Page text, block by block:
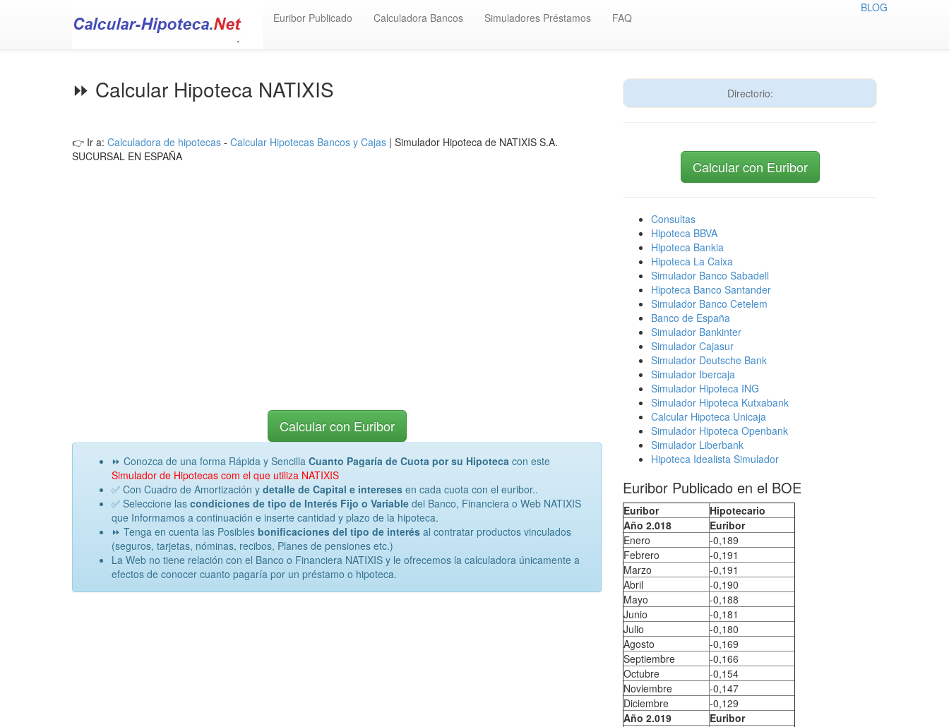
Euribor Publicado Calculadora Bancos Simuladores Préstamos FAQ
BLOG
⏩ Calcular Hipoteca NATIXIS
👉 Ir a: Calculadora de hipotecas - Calcular Hipotecas Bancos y Cajas | Simulador Hipoteca de NATIXIS S.A.
SUCURSAL EN ESPAÑA
Calcular con Euribor
⏩ Conozca de una forma Rápida y Sencilla Cuanto Pagaría de Cuota por su Hipoteca con este
Simulador de Hipotecas com el que utiliza NATIXIS
✅ Con Cuadro de Amortización y detalle de Capital e intereses en cada cuota con el euribor..
✅ Seleccione las condiciones de tipo de Interés Fijo o Variable del Banco, Financiera o Web NATIXIS
que Informamos a continuación e inserte cantidad y plazo de la hipoteca.
⏩ Tenga en cuenta las Posibles bonificaciones del tipo de interés al contratar productos vinculados
(seguros, tarjetas, nóminas, recibos, Planes de pensiones etc.)
La Web no tiene relación con el Banco o Financiera NATIXIS y le ofrecemos la calculadora únicamente a
efectos de conocer cuanto pagaría por un préstamo o hipoteca.
Directorio:
Calcular con Euribor
Consultas
Hipoteca BBVA
Hipoteca Bankia
Hipoteca La Caixa
Simulador Banco Sabadell
Hipoteca Banco Santander
Simulador Banco Cetelem
Banco de España
Simulador Bankinter
Simulador Cajasur
Simulador Deutsche Bank
Simulador Ibercaja
Simulador Hipoteca ING
Simulador Hipoteca Kutxabank
Calcular Hipoteca Unicaja
Simulador Hipoteca Openbank
Simulador Liberbank
Hipoteca Idealista Simulador
Euribor Publicado en el BOE
Euribor
Hipotecario
Año 2.018
Euribor
Enero
-0,189
Febrero
-0,191
Marzo
-0,191
Abril
-0,190
Mayo
-0,188
Junio
-0,181
Julio
-0,180
Agosto
-0,169
Septiembre
-0,166
Octubre
-0,154
Noviembre
-0,147
Diciembre
-0,129
Año 2.019
Euribor